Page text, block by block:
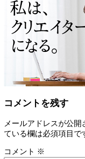
コメントを残す
メールアドレスが公開
ている欄は必須項目で
コメント ※